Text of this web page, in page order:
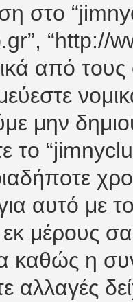
στο
“http://
από
μην
το
αυτό με
μέρους
καθώς η
αλλαγές